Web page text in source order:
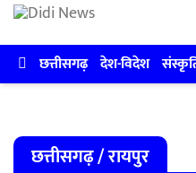
छत्तीसगढ़ देश-विदेश
छत्तीसगढ़ / रायपुर